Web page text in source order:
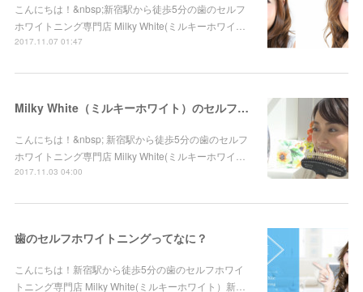
こんにちは！&nbsp;新宿駅から徒歩5分の歯のセルフ
ホワイトニング専門店 Milky White(ミルキーホワイ…
2017.11.07 01:47
Milky White（ミルキーホワイト）のセルフホワイトニングが選ばれる理由
こんにちは！&nbsp; 新宿駅から徒歩5分の歯のセルフ
ホワイトニング専門店 Milky White(ミルキーホワイ…
2017.11.03 04:00
歯のセルフホワイトニングってなに？
こんにちは！新宿駅から徒歩5分の歯のセルフホワイ
トニング専門店 Milky White(ミルキーホワイト）新…